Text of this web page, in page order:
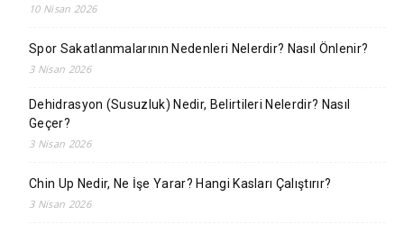
10 Nisan 2026
Spor Sakatlanmalarının Nedenleri Nelerdir? Nasıl Önlenir?
3 Nisan 2026
Dehidrasyon (Susuzluk) Nedir, Belirtileri Nelerdir? Nasıl
Geçer?
3 Nisan 2026
Chin Up Nedir, Ne İşe Yarar? Hangi Kasları Çalıştırır?
3 Nisan 2026